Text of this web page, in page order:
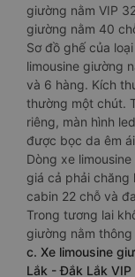
giường nằm VIP
giường nằm 40
Sơ đồ ghế của
limousine giường
và 6 hàng. Kích
thường một chút.
riêng, màn hình
được bọc da êm
Dòng xe
giá cả phải chăng
cabin 22 chỗ và
Trong tương lai
giường nằm
c. Xe limousine
Lắk - Đắk Lắk